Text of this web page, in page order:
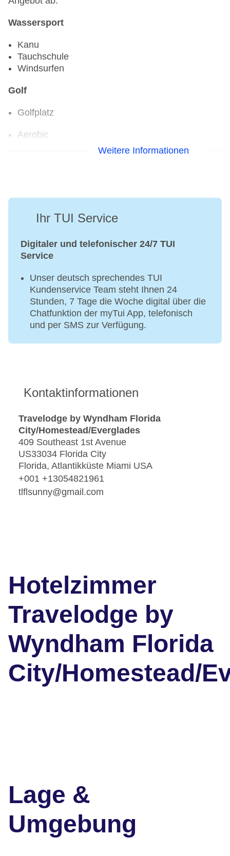
Wassersport
Kanu
Tauchschule
Windsurfen
Golf
Golfplatz
Aerobic
Weitere Informationen
Ihr TUI Service
Digitaler und telefonischer 24/7 TUI
Service
Unser deutsch sprechendes TUI
Kundenservice Team steht Ihnen 24
Stunden, 7 Tage die Woche digital über die
Chatfunktion der myTui App, telefonisch
und per SMS zur Verfügung.
Kontaktinformationen
Travelodge by Wyndham Florida
City/Homestead/Everglades
409 Southeast 1st Avenue
US33034 Florida City
Florida, Atlantikküste Miami USA
+001 +13054821961
tlflsunny@gmail.com
Hotelzimmer
Travelodge by
Wyndham Florida
City/Homestead/
Lage &
Umgebung